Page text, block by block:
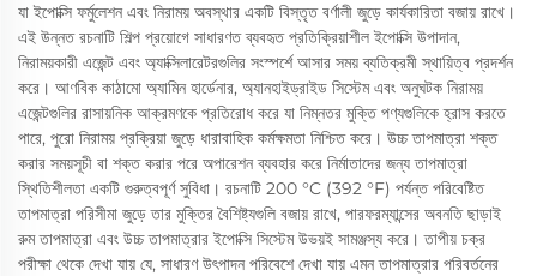
যা ইপোক্সি ফর্মুলেশন এবং নিরাময় অবস্থার একটি বিস্তৃত বর্ণালী জুড়ে কার্যকারিতা বজায় রাখে।
এই উন্নত রচনাটি শিল্প প্রয়োগে সাধারণত ব্যবহৃত প্রতিক্রিয়াশীল ইপোক্সি উপাদান,
নিরাময়কারী এজেন্ট এবং অ্যাক্সিলারেটরগুলির সংস্পর্শে আসার সময় ব্যতিক্রমী স্থায়িত্ব প্রদর্শন
করে। আণবিক কাঠামো অ্যামিন হার্ডেনার, অ্যানহাইড্রাইড সিস্টেম এবং অনুঘটক নিরাময়
এজেন্টগুলির রাসায়নিক আক্রমণকে প্রতিরোধ করে যা নিম্নতর মুক্তি পণ্যগুলিকে হ্রাস করতে
পারে, পুরো নিরাময় প্রক্রিয়া জুড়ে ধারাবাহিক কর্মক্ষমতা নিশ্চিত করে। উচ্চ তাপমাত্রা শক্ত
করার সময়সূচী বা শক্ত করার পরে অপারেশন ব্যবহার করে নির্মাতাদের জন্য তাপমাত্রা
স্থিতিশীলতা একটি গুরুত্বপূর্ণ সুবিধা। রচনাটি 200 °C (392 °F) পর্যন্ত পরিবেষ্টিত
তাপমাত্রা পরিসীমা জুড়ে তার মুক্তির বৈশিষ্ট্যগুলি বজায় রাখে, পারফরম্যান্সের অবনতি ছাড়াই
রুম তাপমাত্রা এবং উচ্চ তাপমাত্রার ইপোক্সি সিস্টেম উভয়ই সামঞ্জস্য করে। তাপীয় চক্র
পরীক্ষা থেকে দেখা যায় যে, সাধারণ উৎপাদন পরিবেশে দেখা যায় এমন তাপমাত্রার পরিবর্তনের